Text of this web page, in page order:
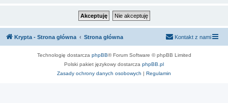
Krypta - Strona główna Strona główna Kontakt z nami
Technologię dostarcza phpBB® Forum Software © phpBB Limited
Polski pakiet językowy dostarcza phpBB.pl
Zasady ochrony danych osobowych | Regulamin